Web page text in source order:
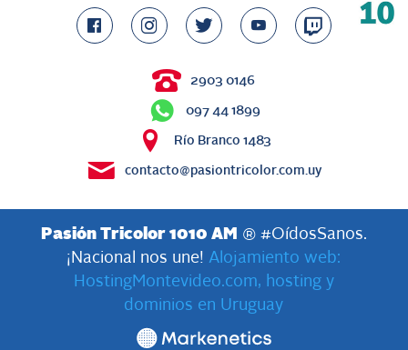
2903 0146
097 44 1899
Río Branco 1483
contacto@pasiontricolor.com.uy
Pasión Tricolor 1010 AM
® #OídosSanos.
¡Nacional nos une! Alojamiento web:
HostingMontevideo.com, hosting y
dominios en Uruguay